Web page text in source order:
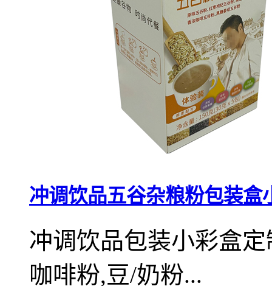
冲调饮品五谷杂粮粉包装盒
冲调饮品包装小彩盒
咖啡粉,豆/奶粉...